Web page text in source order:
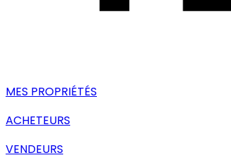
MES PROPRIÉTÉS
ACHETEURS
VENDEURS